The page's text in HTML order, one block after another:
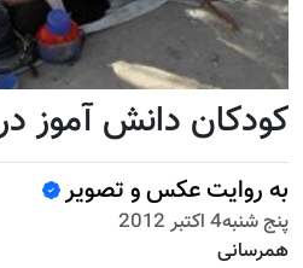
کودکان دانش آموز
به روایت عکس و تصویر
پنج شنبه4 اكتبر 2012
همرسانی